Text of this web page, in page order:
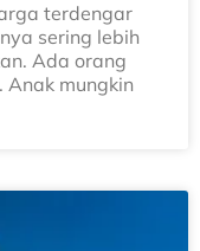
terdengar
sering lebih
Ada orang
mungkin